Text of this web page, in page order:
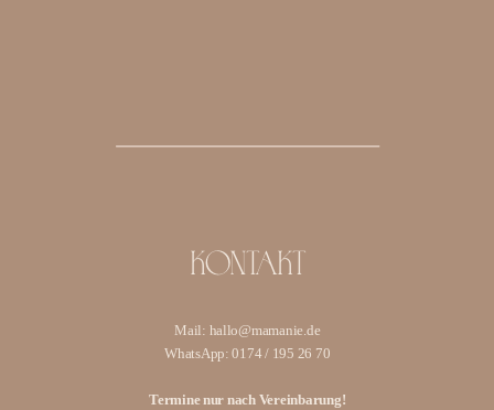
KONTAKT
Mail: hallo@mamanie.de
WhatsApp: 0174 / 195 26 70
Termine nur nach Vereinbarung!